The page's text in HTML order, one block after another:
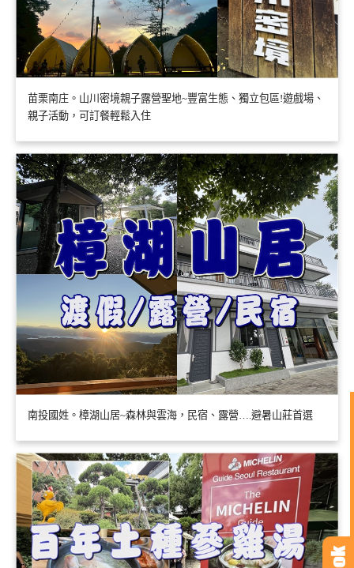
苗栗南庄。山川密境親子露營聖地~豐富生態、獨立包區!遊戲場、
親子活動，可訂餐輕鬆入住
南投國姓。樟湖山居~森林與雲海，民宿、露營….避暑山莊首選